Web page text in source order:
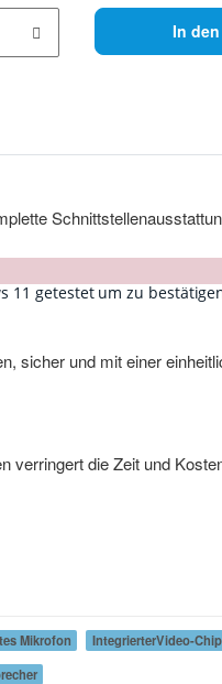
In
11 getestet um zu
sicher und mit einer
verringert die Zeit und
Mikrofon IntegrierterVideo-